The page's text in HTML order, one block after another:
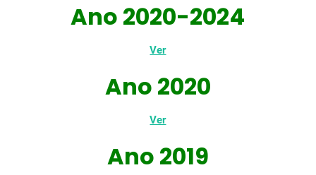
Ano 2020-2024
Ver
Ano 2020
Ver
Ano 2019